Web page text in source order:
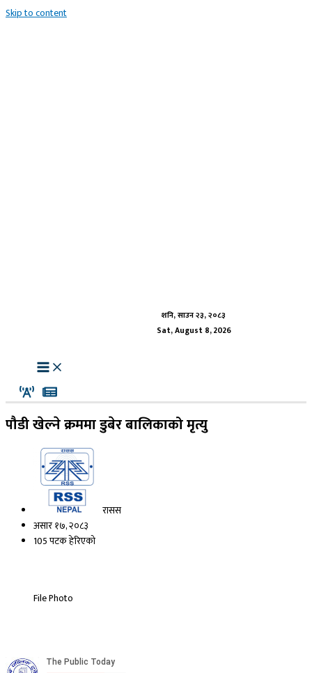
Skip to content
शनि, साउन २३, २०८३
Sat, August 8, 2026
पौडी खेल्ने क्रममा डुबेर बालिकाको मृत्यु
रासस
असार १७, २०८३
105 पटक हेरिएको
File Photo